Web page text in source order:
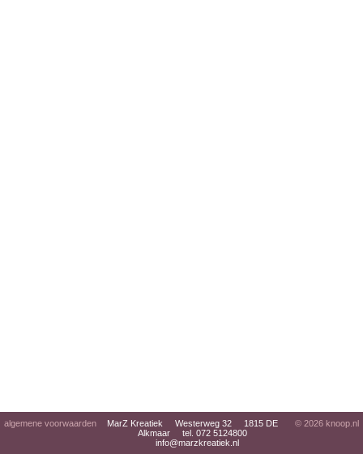
algemene voorwaarden
MarZ Kreatiek Westerweg 32 1815 DE
Alkmaar tel. 072 5124800
info@marzkreatiek.nl
© 2026 knoop.nl